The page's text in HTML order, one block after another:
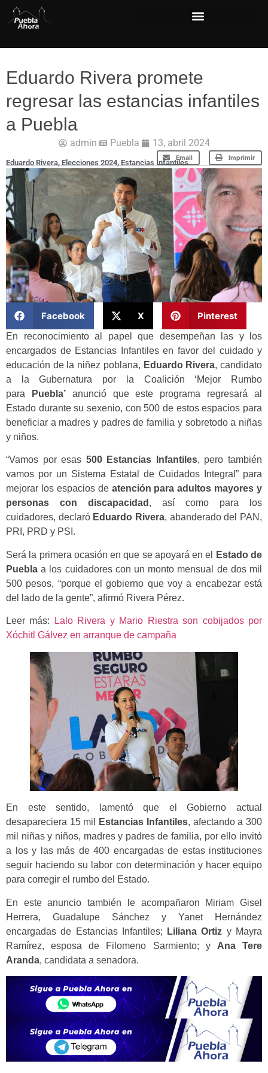
Eduardo Rivera promete
regresar las estancias infantiles
a Puebla
admin Puebla 13, abril 2024
Email Imprimir
Eduardo Rivera, Elecciones 2024, Estancias Infantiles
Facebook X Pinterest
En reconocimiento al papel que desempeñan las y los
encargados de Estancias Infantiles en favor del cuidado y
educación de la niñez poblana, Eduardo Rivera, candidato
a la Gubernatura por la Coalición ‘Mejor Rumbo
para
Puebla’anunció que este programa regresará al
Estado durante su sexenio, con 500 de estos espacios para
beneficiar a madres y padres de familia y sobretodo a niñas
y niños.
“Vamos por esas 500 Estancias Infantiles, pero también
vamos por un Sistema Estatal de Cuidados Integral” para
mejorar los espacios deatención para adultos mayores y
personas con discapacidad , así como para los
cuidadores, declaró Eduardo Rivera, abanderado del PAN,
PRI, PRD y PSI.
Será la primera ocasión en que se apoyará en el
Estado de
Puebla a los cuidadores con un monto mensual de dos mil
500 pesos, “porque el gobierno que voy a encabezar está
del lado de la gente”, afirmó Rivera Pérez.
Leer más:
Lalo Rivera y Mario Riestra son cobijados por
Xóchitl Gálvez en arranque de campaña
En este sentido, lamentó que el Gobierno actual
desapareciera 15 mil
Estancias Infantiles, afectando a 300
mil niñas y niños, madres y padres de familia, por ello invitó
a los y las más de 400 encargadas de estas instituciones
seguir haciendo su labor con determinación y hacer equipo
para corregir el rumbo del Estado.
En este anuncio también le acompañaron Miriam Gisel
Herrera, Guadalupe Sánchez y Yanet Hernández
encargadas de Estancias Infantiles;
Liliana Ortiz y Mayra
Ramírez, esposa de Filomeno Sarmiento; y Ana Tere
Aranda, candidata a senadora.